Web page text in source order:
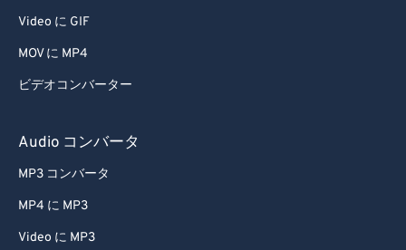
Video に GIF
MOV に MP4
ビデオコンバーター
Audio コンバータ
MP3 コンバータ
MP4 に MP3
Video に MP3